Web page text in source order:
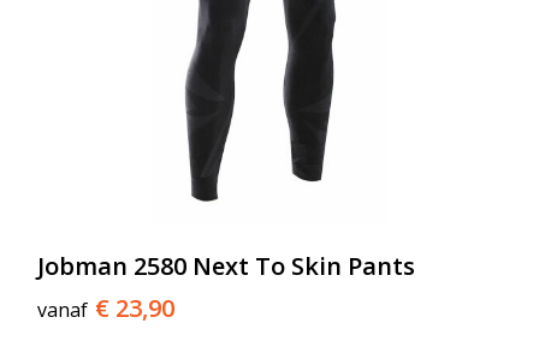
Jobman 2580 Next To Skin Pants
vanaf € 23,90